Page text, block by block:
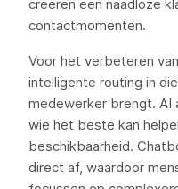
creëren een naadloze
contactmomenten.
Voor het verbeteren
intelligente routing in
medewerker brengt. AI
wie het beste kan
beschikbaarheid.
direct af, waardoor